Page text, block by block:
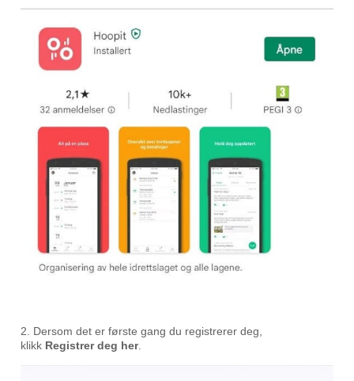
2. Dersom det er første gang du registrerer deg,
klikk Registrer deg her.